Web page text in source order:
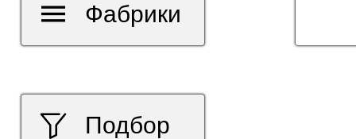
Подбор
Фабрики